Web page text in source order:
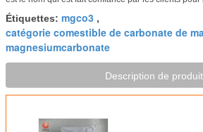
Étiquettes: mgco3 ,
catégorie comestible de carbonate de
magnesiumcarbonate
Description de